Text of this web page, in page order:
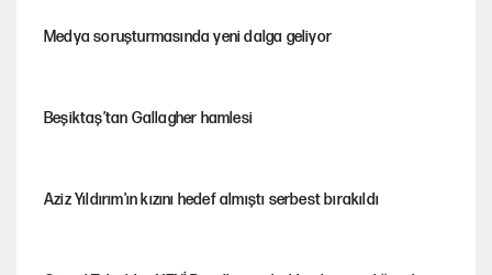
Medya soruşturmasında yeni dalga geliyor
Beşiktaş’tan Gallagher hamlesi
Aziz Yıldırım'ın kızını hedef almıştı serbest bırakıldı